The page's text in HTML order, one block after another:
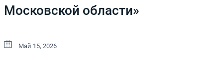
Московской области»
Май 15, 2026